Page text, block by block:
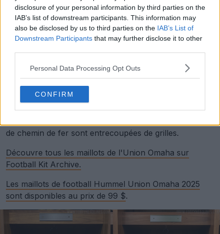
disclosure of your personal information by third parties on the
IAB’s list of downstream participants. This information may
also be disclosed by us to third parties on the IAB’s List of
Downstream Participants that may further disclose it to other
Personal Data Processing Opt Outs
CONFIRM
maillot de football away Union Omaha 2025 de
Hummelest lui aussi sur le thème des chemins de fer.
Baptisé Connections Kit, le maillot away Union Omaha
2025 puise dans l'importance historique d'Omaha en
de chemin de fer sont entrecoupées de grilles.
Découvre tous les maillots de l'Union Omaha sur
Football Kit Archive.
Les maillots de football Hummel Union Omaha 2025
sont disponibles au prix de 99 $.